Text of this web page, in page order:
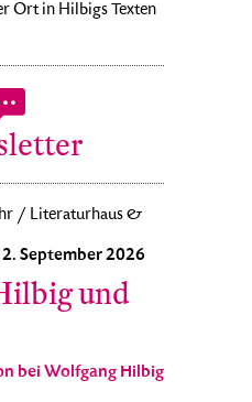
Ort in Hilbigs Texten
/ Literaturhaus &
2. September 2026
und
bei Wolfgang Hilbig